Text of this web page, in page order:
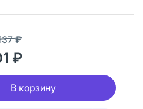
₽
₽
В корзину